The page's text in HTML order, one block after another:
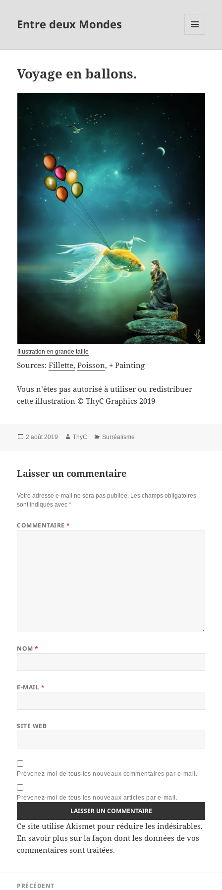
Entre deux Mondes
Voyage en ballons.
Illustration en grande taille
Sources:Fillette, Poisson, + Painting
Vous n’êtes pas autorisé à utiliser ou redistribuer
cette illustration © ThyC Graphics 2019
Publié
2 août 2019 Auteur
ThyC Catégories
Surréalisme
Laisser un commentaire
Votre adresse e-mail ne sera pas publiée. Les champs obligatoires
sont indiqués avec*
COMMENTAIRE*
NOM*
E-MAIL *
SITE WEB
Prévenez-moi de tous les nouveaux commentaires par e-mail.
Prévenez-moi de tous les nouveaux articles par e-mail.
Ce site utilise Akismet pour réduire les indésirables.
En savoir plus sur la façon dont les données de vos
commentaires sont traitées.
PRÉCÉDENT